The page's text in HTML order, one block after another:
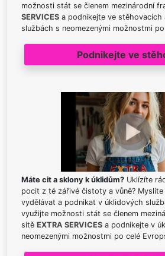
možnosti stát se členem mezinárodní
SERVICES a podnikejte ve stěhovacích
službách s neomezenými možnostmi
Podnikejte ve
Máte cit a sklony k úklidům? Uklízíte
pocit z té zářivé čistoty a vůně?
vydělávat a podnikat v úklidových
využijte možnosti stát se členem
sítě EXTRA SERVICES a podnikejte v
neomezenými možnostmi po celé